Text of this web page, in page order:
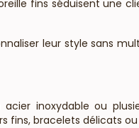
fins séduisent une
leur style sans
inoxydable ou
fins, bracelets délicats